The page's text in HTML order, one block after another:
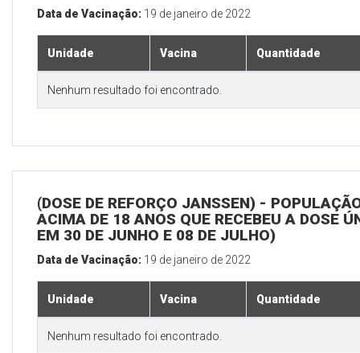
Data de Vacinação: 19 de janeiro de 2022
Unidade Vacina Quantidade
Nenhum resultado foi encontrado.
(DOSE DE REFORÇO JANSSEN) -
ACIMA DE 18 ANOS QUE RECEBEU A DOSE
EM 30 DE JUNHO E 08 DE JULHO)
Data de Vacinação: 19 de janeiro de 2022
Unidade Vacina Quantidade
Nenhum resultado foi encontrado.